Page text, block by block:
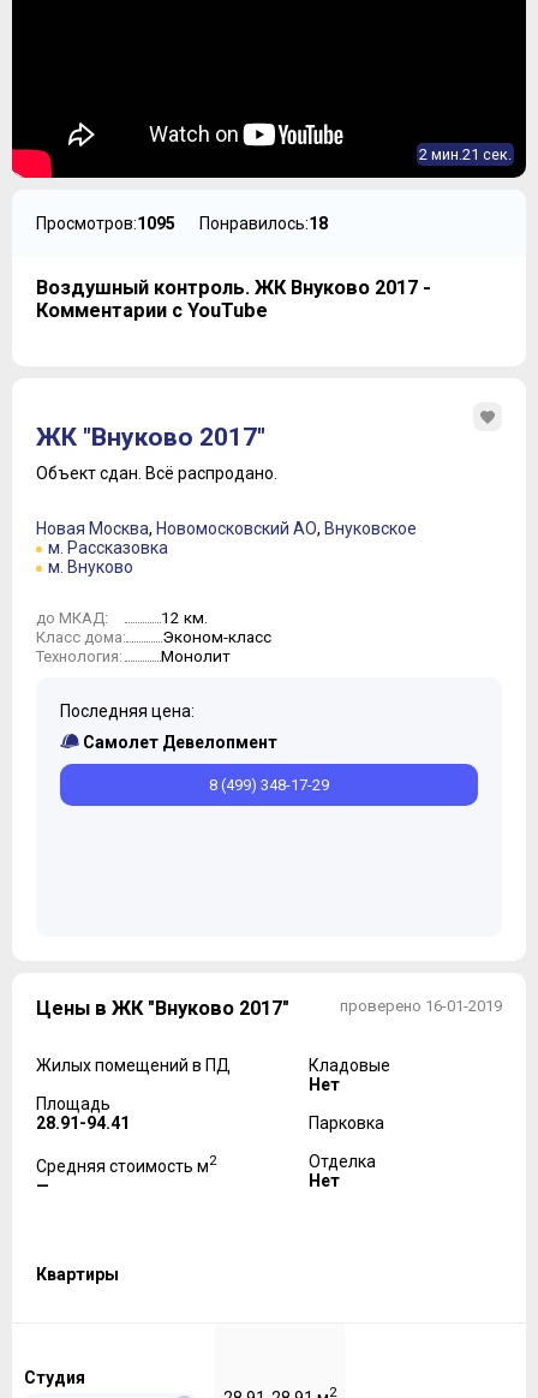
2 мин.21 сек.
Просмотров:1095 Понравилось:18
Воздушный контроль. ЖК Внуково 2017 -
Комментарии с YouTube
ЖК "Внуково 2017"
Объект сдан. Всё распродано.
Новая Москва, Новомосковский АО, Внуковское
м. Рассказовка
м. Внуково
до МКАД: 12 км.
Класс дома: Эконом-класс
Технология: Монолит
Последняя цена:
Самолет Девелопмент
8 (499) 348-17-29
проверено 16-01-2019
Цены в ЖК "Внуково 2017"
Жилых помещений в ПД
Площадь
28.91-94.41
Средняя стоимость м2
—
Кладовые
Нет
Парковка
Отделка
Нет
Квартиры
Студия
2